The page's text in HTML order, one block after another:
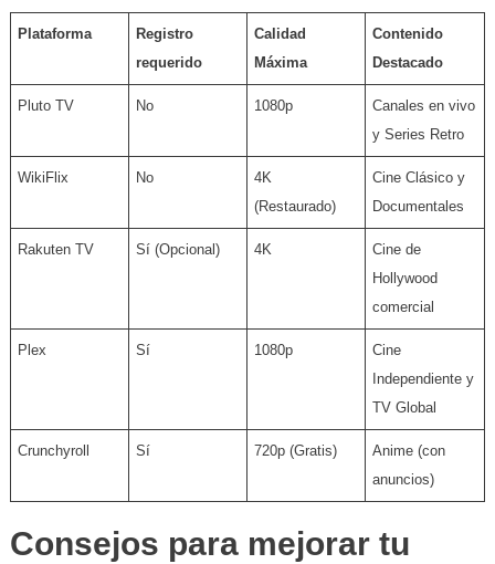
Plataforma
Registro
requerido
Calidad
Máxima
Contenido
Destacado
Pluto TV No 1080p
Canales en vivo
y Series Retro
WikiFlix No
4K
(Restaurado)
Cine Clásico y
Documentales
Rakuten TV Sí (Opcional) 4K
Cine de
Hollywood
comercial
Plex Sí 1080p
Cine
Independiente y
TV Global
Crunchyroll Sí 720p (Gratis)
Anime (con
anuncios)
Consejos para mejorar tu